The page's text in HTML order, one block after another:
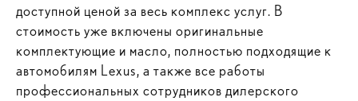
доступной ценой за весь комплекс услуг. В
стоимость уже включены оригинальные
комплектующие и масло, полностью подходящие к
автомобилям Lexus, а также все работы
профессиональных сотрудников дилерского